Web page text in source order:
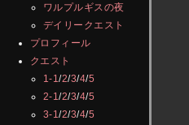
ワルプルギスの夜
デイリークエスト
プロフィール
クエスト
1-1/2/3/4/5
2-1/2/3/4/5
3-1/2/3/4/5